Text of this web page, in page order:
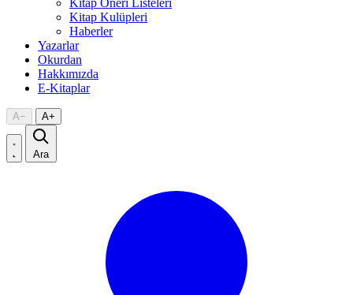
Kitap Kulüpleri
Haberler
Yazarlar
Okurdan
Hakkımızda
E-Kitaplar
A− A+
Ara